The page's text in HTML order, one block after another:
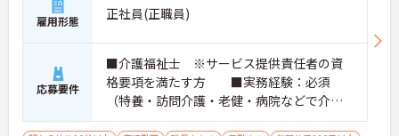
雇用形態 正社員(正職員)
応募要件
■介護福祉士 ※サービス提供責任者の資
格要項を満たす方 ■実務経験：必須
（特養・訪問介護・老健・病院などで介護
の実務経験が3年程度ある方）☆サ責未経験